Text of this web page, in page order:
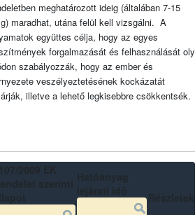
meghatározott ideig (általában 7-15
maradhat, utána felül kell vizsgálni. A
együttes célja, hogy az egyes
forgalmazását és felhasználását oly
szabályozzák, hogy az ember és
veszélyeztetésének kockázatát
illetve a lehető legkisebbre csökkentsék.